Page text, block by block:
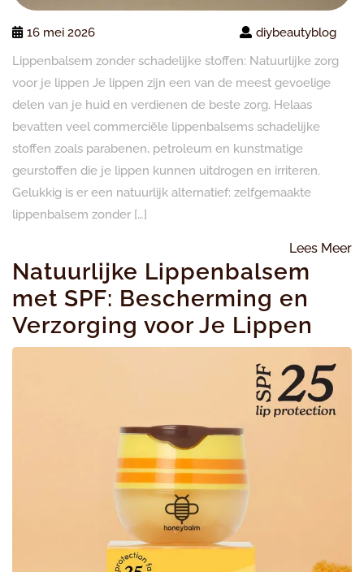
16 mei 2026
diybeautyblog
Lippenbalsem zonder schadelijke stoffen: Natuurlijke zorg
voor je lippen Je lippen zijn een van de meest gevoelige
delen van je huid en verdienen de beste zorg. Helaas
bevatten veel commerciële lippenbalsems schadelijke
stoffen zoals parabenen, petroleum en kunstmatige
geurstoffen die je lippen kunnen uitdrogen en irriteren.
Gelukkig is er een natuurlijk alternatief: zelfgemaakte
lippenbalsem zonder […]
Lees Meer
Natuurlijke Lippenbalsem
met SPF: Bescherming en
Verzorging voor Je Lippen